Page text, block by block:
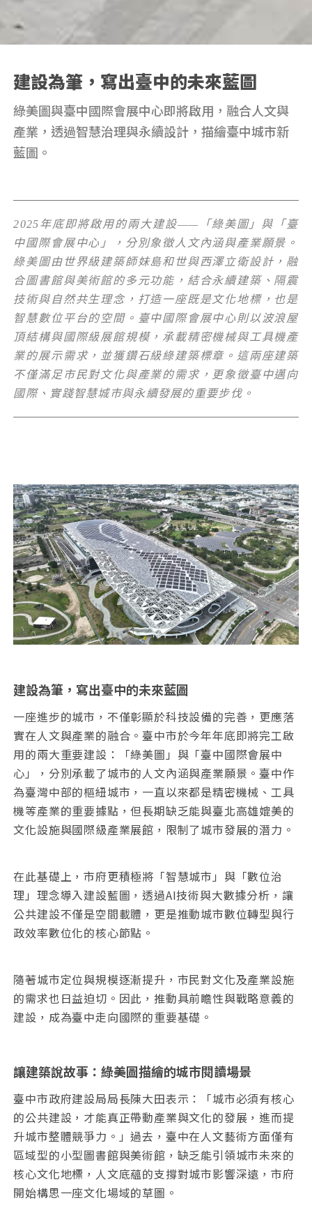
建設為筆，寫出臺中的未來藍圖
綠美圖與臺中國際會展中心即將啟用，融合人文與
產業，透過智慧治理與永續設計，描繪臺中城市新
藍圖。
2025年底即將啟用的兩大建設——「綠美圖」與「臺
中國際會展中心」，分別象徵人文內涵與產業願景。
綠美圖由世界級建築師妹島和世與西澤立衛設計，融
合圖書館與美術館的多元功能，結合永續建築、隔震
技術與自然共生理念，打造一座既是文化地標，也是
智慧數位平台的空間。臺中國際會展中心則以波浪屋
頂結構與國際級展館規模，承載精密機械與工具機產
業的展示需求，並獲鑽石級綠建築標章。這兩座建築
不僅滿足市民對文化與產業的需求，更象徵臺中邁向
國際、實踐智慧城市與永續發展的重要步伐。
建設為筆，寫出臺中的未來藍圖
一座進步的城市，不僅彰顯於科技設備的完善，更應落
實在人文與產業的融合。臺中市於今年年底即將完工啟
用的兩大重要建設：「綠美圖」與「臺中國際會展中
心」，分別承載了城市的人文內涵與產業願景。臺中作
為臺灣中部的樞紐城市，一直以來都是精密機械、工具
機等產業的重要據點，但長期缺乏能與臺北高雄媲美的
文化設施與國際級產業展館，限制了城市發展的潛力。
在此基礎上，市府更積極將「智慧城市」與「數位治
理」理念導入建設藍圖，透過AI技術與大數據分析，讓
公共建設不僅是空間載體，更是推動城市數位轉型與行
政效率數位化的核心節點。
隨著城市定位與規模逐漸提升，市民對文化及產業設施
的需求也日益迫切。因此，推動具前瞻性與戰略意義的
建設，成為臺中走向國際的重要基礎。
讓建築說故事：綠美圖描繪的城市閱讀場景
臺中市政府建設局局長陳大田表示：「城市必須有核心
的公共建設，才能真正帶動產業與文化的發展，進而提
升城市整體競爭力。」過去，臺中在人文藝術方面僅有
區域型的小型圖書館與美術館，缺乏能引領城市未來的
核心文化地標，人文底蘊的支撐對城市影響深遠，市府
開始構思一座文化場域的草圖。